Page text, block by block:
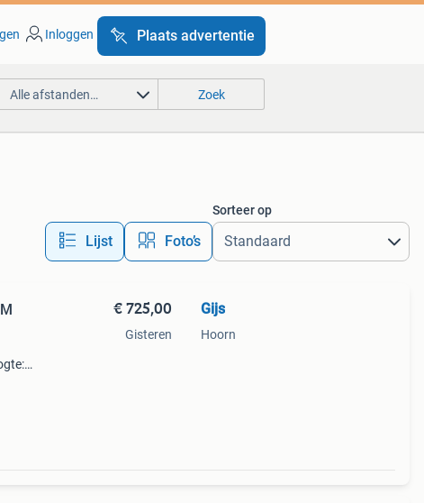
Inloggen Plaats advertentie
Alle afstanden… Zoek
Lijst Foto’s
Sorteer op
€ 725,00
Gisteren
Gijs
Hoorn